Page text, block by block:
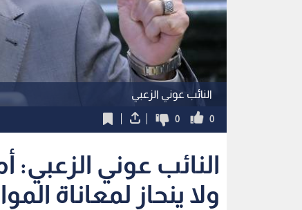
النائب عوني الزعبي
0
0
النائب عوني
ولا ينحاز لمعاناة